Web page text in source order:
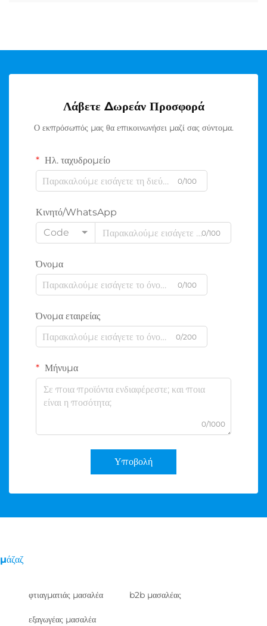
Λάβετε Δωρεάν Προσφορά
Ο εκπρόσωπός μας θα επικοινωνήσει μαζί σας σύντομα.
Ηλ. ταχυδρομείο
0/100
Κινητό/WhatsApp
Code
0/100
Όνομα
0/100
Όνομα εταιρείας
0/200
Μήνυμα
0/1000
Υποβολή
μάζαζ
φτιαγματιάς μασαλέα b2b μασαλέας
εξαγωγέας μασαλέα